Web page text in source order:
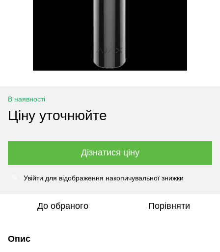
В наявності
Ціну уточнюйте
Дізнатися ціну
Увійти для відображення накопичувальної знижки
До обраного Порівняти
Опис